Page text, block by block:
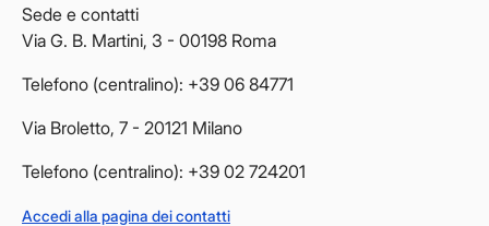
Sede e contatti
Via G. B. Martini, 3 - 00198 Roma
Telefono (centralino): +39 06 84771
Via Broletto, 7 - 20121 Milano
Telefono (centralino): +39 02 724201
Accedi alla pagina dei contatti